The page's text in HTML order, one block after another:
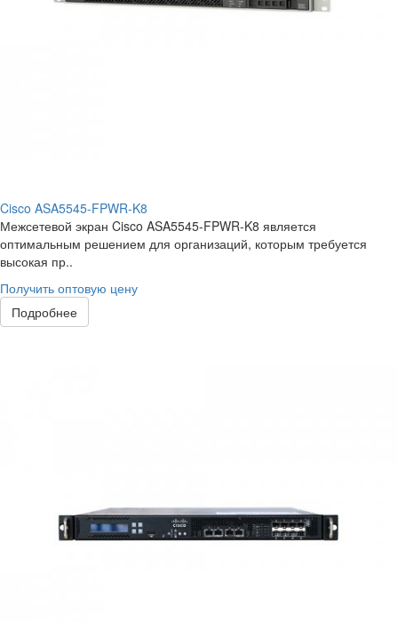
Cisco ASA5545-FPWR-K8
Межсетевой экран Cisco ASA5545-FPWR-K8 является
оптимальным решением для организаций, которым требуется
высокая пр..
Получить оптовую цену
Подробнее